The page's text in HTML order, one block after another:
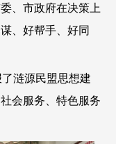
、市政府在决策上
、好帮手、好同
涟源民盟思想建
会服务、特色服务